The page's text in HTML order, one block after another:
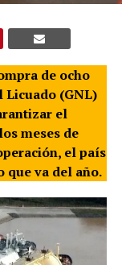
de ocho
Licuado (GNL)
el
meses de
el país
que va del año.